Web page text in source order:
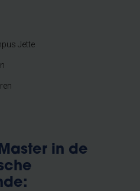
Jette
in de